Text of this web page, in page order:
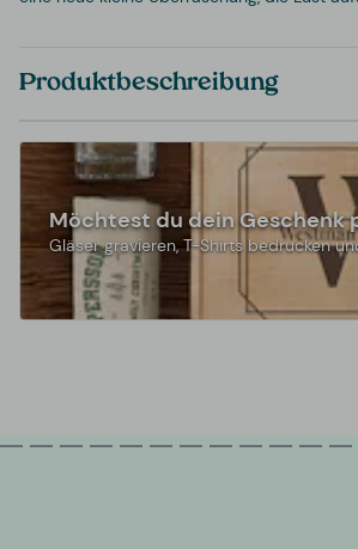
Produktbeschreibung
Möchtest du dein Geschenk
Gläser gravieren, T-Shirts bedrucken